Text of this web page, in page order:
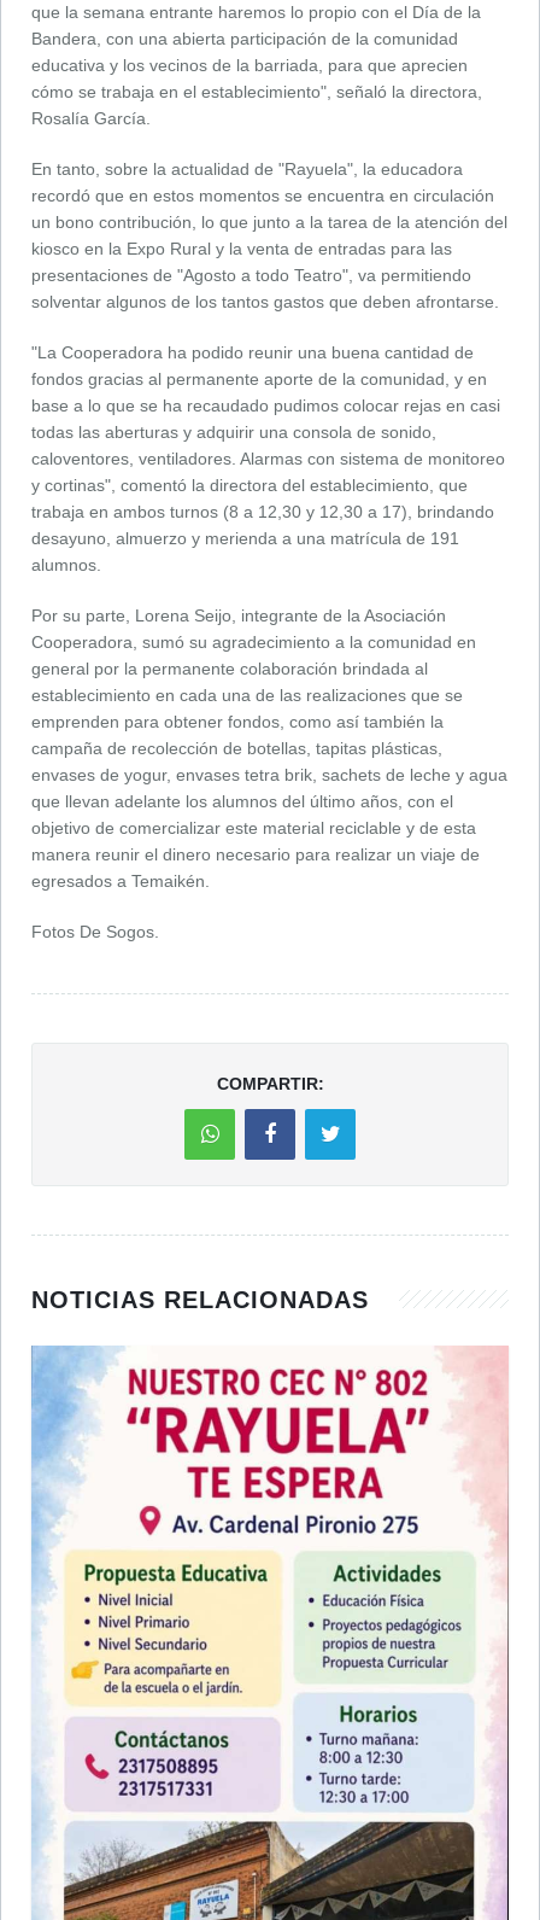
que la semana entrante haremos lo propio con el Día de la
Bandera, con una abierta participación de la comunidad
educativa y los vecinos de la barriada, para que aprecien
cómo se trabaja en el establecimiento", señaló la directora,
Rosalía García.
En tanto, sobre la actualidad de "Rayuela", la educadora
recordó que en estos momentos se encuentra en circulación
un bono contribución, lo que junto a la tarea de la atención del
kiosco en la Expo Rural y la venta de entradas para las
presentaciones de "Agosto a todo Teatro", va permitiendo
solventar algunos de los tantos gastos que deben afrontarse.
"La Cooperadora ha podido reunir una buena cantidad de
fondos gracias al permanente aporte de la comunidad, y en
base a lo que se ha recaudado pudimos colocar rejas en casi
todas las aberturas y adquirir una consola de sonido,
caloventores, ventiladores. Alarmas con sistema de monitoreo
y cortinas", comentó la directora del establecimiento, que
trabaja en ambos turnos (8 a 12,30 y 12,30 a 17), brindando
desayuno, almuerzo y merienda a una matrícula de 191
alumnos.
Por su parte, Lorena Seijo, integrante de la Asociación
Cooperadora, sumó su agradecimiento a la comunidad en
general por la permanente colaboración brindada al
establecimiento en cada una de las realizaciones que se
emprenden para obtener fondos, como así también la
campaña de recolección de botellas, tapitas plásticas,
envases de yogur, envases tetra brik, sachets de leche y agua
que llevan adelante los alumnos del último años, con el
objetivo de comercializar este material reciclable y de esta
manera reunir el dinero necesario para realizar un viaje de
egresados a Temaikén.
Fotos De Sogos.
COMPARTIR:
NOTICIAS RELACIONADAS